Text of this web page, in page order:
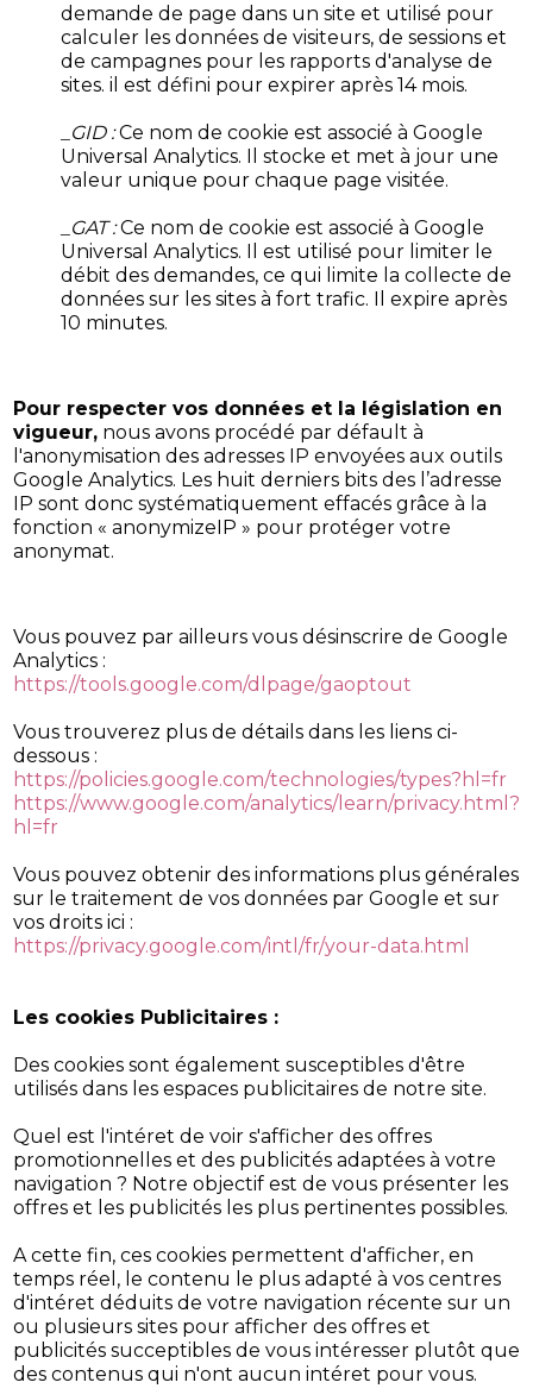
demande de page dans un site et utilisé pour
calculer les données de visiteurs, de sessions et
de campagnes pour les rapports d'analyse de
sites. il est défini pour expirer après 14 mois.
_GID :Ce nom de cookie est associé à Google
Universal Analytics. Il stocke et met à jour une
valeur unique pour chaque page visitée.
_GAT :Ce nom de cookie est associé à Google
Universal Analytics. Il est utilisé pour limiter le
débit des demandes, ce qui limite la collecte de
données sur les sites à fort trafic. Il expire après
10 minutes.
Pour respecter vos données et la législation en
vigueur, nous avons procédé par défault à
l'anonymisation des adresses IP envoyées aux outils
Google Analytics. Les huit derniers bits des l’adresse
IP sont donc systématiquement effacés grâce à la
fonction « anonymizeIP » pour protéger votre
anonymat.
Vous pouvez par ailleurs vous désinscrire de Google
Analytics :
https://tools.google.com/dlpage/gaoptout
Vous trouverez plus de détails dans les liens ci-
dessous :
https://policies.google.com/technologies/types?hl=fr
https://www.google.com/analytics/learn/privacy.html?
hl=fr
Vous pouvez obtenir des informations plus générales
sur le traitement de vos données par Google et sur
vos droits ici :
https://privacy.google.com/intl/fr/your-data.html
Les cookies Publicitaires :
Des cookies sont également susceptibles d'être
utilisés dans les espaces publicitaires de notre site.
Quel est l'intéret de voir s'afficher des offres
promotionnelles et des publicités adaptées à votre
navigation ? Notre objectif est de vous présenter les
offres et les publicités les plus pertinentes possibles.
A cette fin, ces cookies permettent d'afficher, en
temps réel, le contenu le plus adapté à vos centres
d'intéret déduits de votre navigation récente sur un
ou plusieurs sites pour afficher des offres et
publicités succeptibles de vous intéresser plutôt que
des contenus qui n'ont aucun intéret pour vous.